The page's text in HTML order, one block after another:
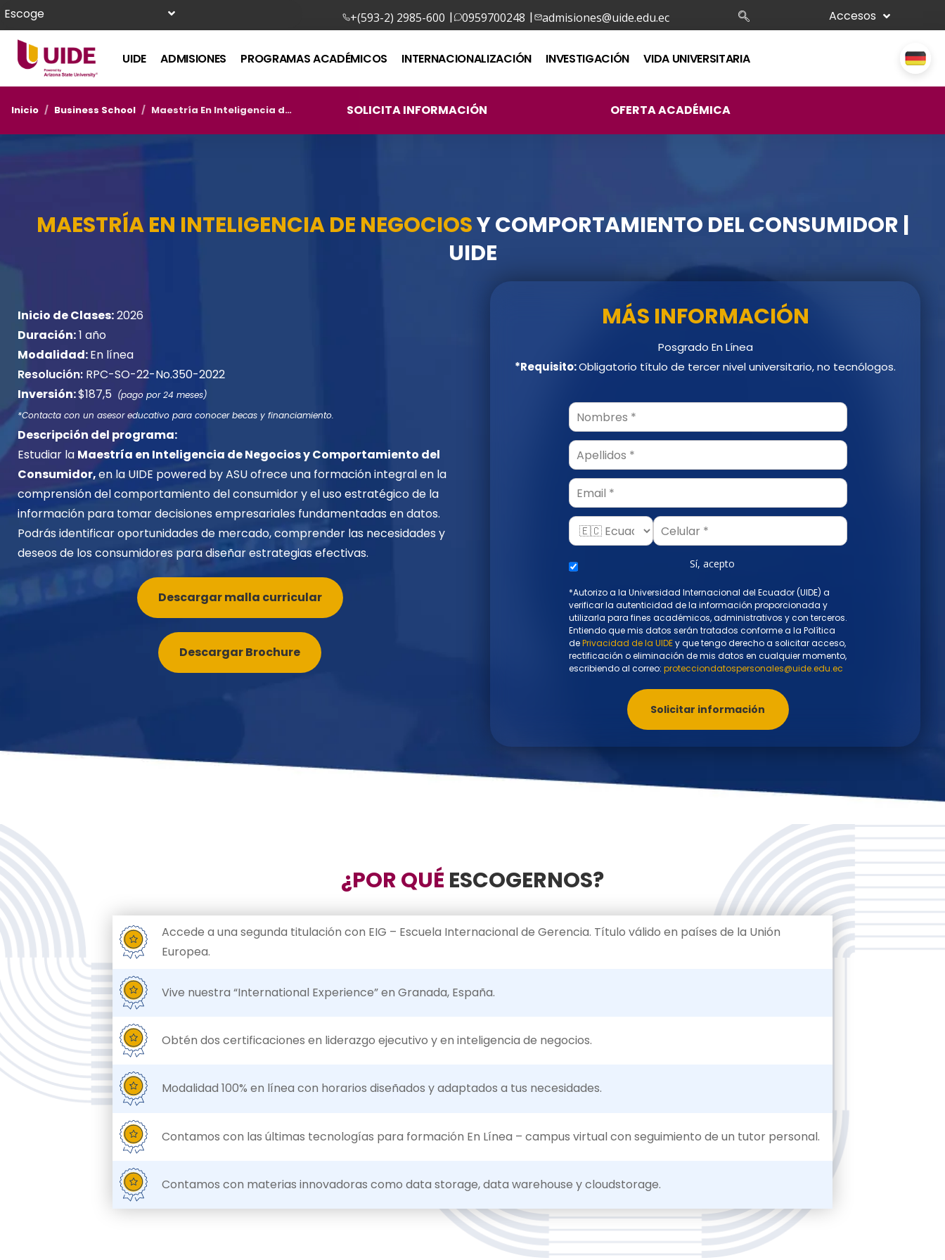
Escoge +(593-2) 2985-600 | 0959700248 | admisiones@uide.edu.ec Accesos
UIDE ADMISIONES PROGRAMAS ACADÉMICOS INTERNACIONALIZACIÓN INVESTIGACIÓN VIDA UNIVERSITARIA
Inicio / Business School / Maestría En Inteligencia de Negocios y Comportamiento del Consumidor – Online SOLICITA INFORMACIÓN OFERTA ACADÉMICA
MAESTRÍA EN INTELIGENCIA DE NEGOCIOSY COMPORTAMIENTO DEL CONSUMIDOR |
UIDE
Inicio de Clases:2026
Duración:1 año
Modalidad:En línea
Resolución: RPC-SO-22-No.350-2022
Inversión:$187,5 (pago por 24 meses)
*Contacta con un asesor educativo para conocer becas y financiamiento.
Descripción del programa:
Estudiar la Maestría en Inteligencia de Negocios y Comportamiento del
Consumidor,en la UIDE powered by ASU ofrece una formación integral en la
comprensión del comportamiento del consumidor y el uso estratégico de la
información para tomar decisiones empresariales fundamentadas en datos.
Podrás identificar oportunidades de mercado, comprender las necesidades y
deseos de los consumidores para diseñar estrategias efectivas.
Descargar malla curricular
Descargar Brochure
MÁS INFORMACIÓN
Posgrado En Línea
*Requisito:Obligatorio título de tercer nivel universitario, no tecnólogos.
Email
Sí, acepto
*Autorizo a la Universidad Internacional del Ecuador (UIDE) a
verificar la autenticidad de la información proporcionada y
utilizarla para fines académicos, administrativos y con terceros.
Entiendo que mis datos serán tratados conforme a la Política
dePrivacidad de la UIDEy que tengo derecho a solicitar acceso,
rectificación o eliminación de mis datos en cualquier momento,
escribiendo al correo: protecciondatospersonales@uide.edu.ec
Solicitar información
¿POR QUÉ ESCOGERNOS?
Accede a una segunda titulación con EIG – Escuela Internacional de Gerencia. Título válido en países de la Unión
Europea.
Vive nuestra “International Experience” en Granada, España.
Obtén dos certificaciones en liderazgo ejecutivo y en inteligencia de negocios.
Modalidad 100% en línea con horarios diseñados y adaptados a tus necesidades.
Contamos con las últimas tecnologías para formación En Línea – campus virtual con seguimiento de un tutor personal.
Contamos con materias innovadoras como data storage, data warehouse y cloudstorage.